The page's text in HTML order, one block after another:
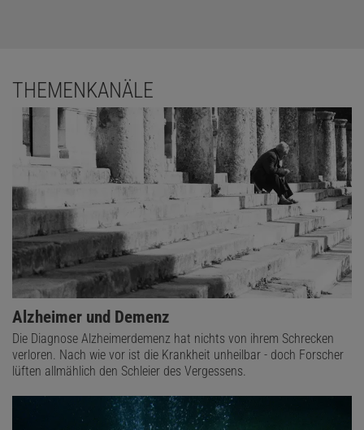
THEMENKANÄLE
Alzheimer und Demenz
Die Diagnose Alzheimerdemenz hat nichts von ihrem Schrecken
verloren. Nach wie vor ist die Krankheit unheilbar - doch Forscher
lüften allmählich den Schleier des Vergessens.